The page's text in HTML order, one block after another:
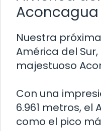
Aconcagua
Nuestra
América del
majestuoso
Con una
6.961 metros, el
como el pico